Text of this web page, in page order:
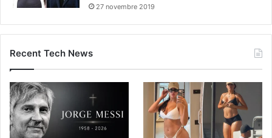
27 novembre 2019
Recent Tech News